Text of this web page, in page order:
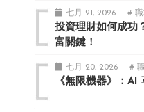
七月 21, 2026 #
投資理財如何成功
富關鍵！
七月 20, 2026 #
《無限機器》：AI